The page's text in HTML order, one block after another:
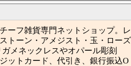
ーフ雑貨専門ネットショップ。レ
トーン・アメジスト・玉・ローズ
メネックレスやオパール彫刻
ットカード、代引き、銀行振込O